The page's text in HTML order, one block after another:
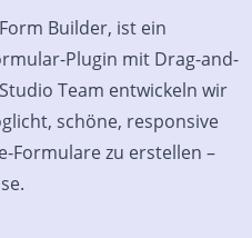
Builder, ist ein
Plugin mit Drag-and-
Team entwickeln wir
schöne, responsive
Formulare zu erstellen –